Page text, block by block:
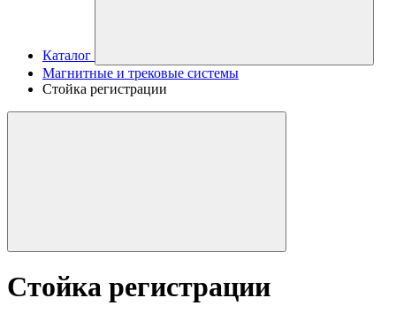
Каталог
Магнитные и трековые системы
Стойка регистрации
Стойка регистрации